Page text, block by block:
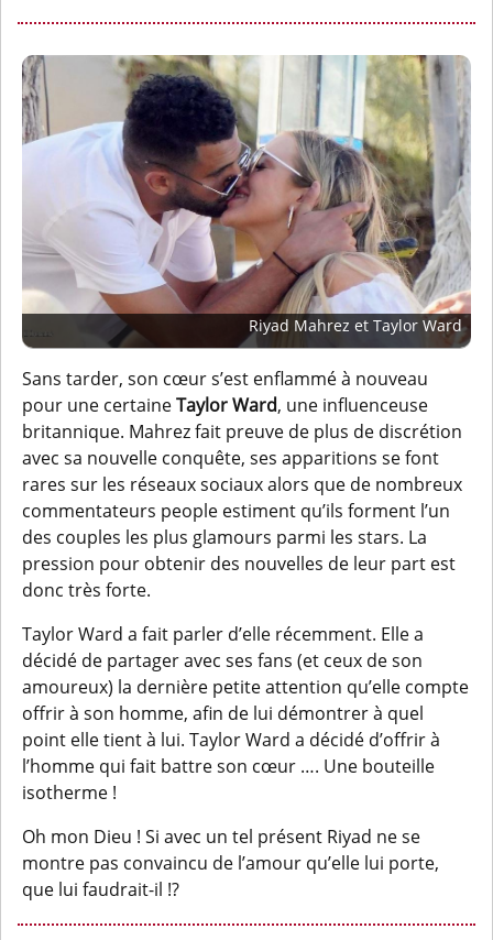
Riyad Mahrez et Taylor Ward
Sans tarder, son cœur s’est enflammé à nouveau
pour une certaineTaylor Ward, une influenceuse
britannique. Mahrez fait preuve de plus de discrétion
avec sa nouvelle conquête, ses apparitions se font
rares sur les réseaux sociaux alors que de nombreux
commentateurs people estiment qu’ils forment l’un
des couples les plus glamours parmi les stars. La
pression pour obtenir des nouvelles de leur part est
donc très forte.
Taylor Ward a fait parler d’elle récemment. Elle a
décidé de partager avec ses fans (et ceux de son
amoureux) la dernière petite attention qu’elle compte
offrir à son homme, afin de lui démontrer à quel
point elle tient à lui. Taylor Ward a décidé d’offrir à
l’homme qui fait battre son cœur …. Une bouteille
isotherme !
Oh mon Dieu ! Si avec un tel présent Riyad ne se
montre pas convaincu de l’amour qu’elle lui porte,
que lui faudrait-il !?